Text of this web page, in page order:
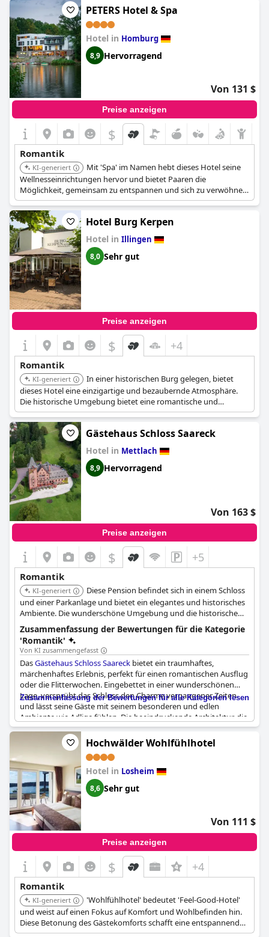
PETERS Hotel & Spa
Hotel in Homburg
8,9 Hervorragend
Von 131 $
Preise anzeigen
$
Romantik
KI-generiert
Mit 'Spa' im Namen hebt dieses Hotel seine
Wellnesseinrichtungen hervor und bietet Paaren die
Möglichkeit, gemeinsam zu entspannen und sich zu verwöhnen,
was das romantische Erlebnis verstärkt.
Hotel Burg Kerpen
Hotel in Illingen
8,0 Sehr gut
Preise anzeigen
$ +4
Romantik
KI-generiert
In einer historischen Burg gelegen, bietet
dieses Hotel eine einzigartige und bezaubernde Atmosphäre.
Die historische Umgebung bietet eine romantische und
unvergessliche Kulisse für einen Rückzugsort für Paare.
Gästehaus Schloss Saareck
Hotel in Mettlach
8,9 Hervorragend
Von 163 $
Preise anzeigen
$ +5
Romantik
KI-generiert
Diese Pension befindet sich in einem Schloss
und einer Parkanlage und bietet ein elegantes und historisches
Ambiente. Die wunderschöne Umgebung und die historische
Architektur tragen zu einer romantischen Atmosphäre bei.
Zusammenfassung der Bewertungen für die Kategorie
'Romantik'
Von KI zusammengefasst
DasGästehaus Schloss Saareck bietet ein traumhaftes,
märchenhaftes Erlebnis, perfekt für einen romantischen Ausflug
oder die Flitterwochen. Eingebettet in einer wunderschönen
Lage, versprüht das Schloss den Charme vergangener Zeiten
und lässt seine Gäste mit seinem besonderen und edlen
Ambiente wie Adlige fühlen. Die beeindruckende Architektur, die
hochwertige Innenausstattung und das stimmige Gesamtbild
tragen zu seinem bezaubernden Reiz bei. Die historische
Umgebung und die gemütliche Schlossatmosphäre schaffen
eine romantische Kulisse für unvergessliche Momente. Der
große Park, der das Anwesen umgibt, verstärkt die ruhige und
romantische Atmosphäre zusätzlich und macht es zu einem
idealen Ziel für alle, die einen unvergesslichen und intimen
Rückzugsort suchen.
Zusammenfassung der Bewertungen für alle Kategorien lesen
Hochwälder Wohlfühlhotel
Hotel in Losheim
8,6 Sehr gut
Von 111 $
Preise anzeigen
$ +4
Romantik
KI-generiert
'Wohlfühlhotel' bedeutet 'Feel-Good-Hotel'
und weist auf einen Fokus auf Komfort und Wohlbefinden hin.
Diese Betonung des Gästekomforts schafft eine entspannende
Umgebung, ideal für einen romantischen Kurzurlaub.